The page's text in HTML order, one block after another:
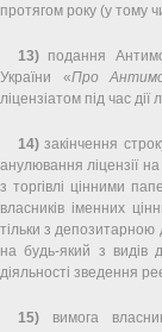
протягом року (у тому
13) подання
України «Про
ліцензіатом під час
14) закінчення
анулювання ліцензії
з торгівлі цінними
власників іменних
тільки з депозитарною
на будь-який з видів
діяльності зведення
15) вимога